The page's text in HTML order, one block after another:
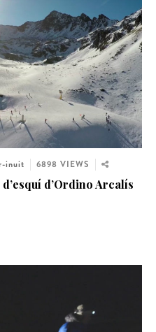
inuit 6898 VIEWS
d’Ordino Arcalís